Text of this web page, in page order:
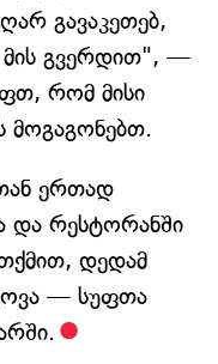
გავაკეთებ,
მის გვერდით", —
რომ მისი
მოგაგონებთ.
ერთად
და რესტორანში
დედამ
— სუფთა